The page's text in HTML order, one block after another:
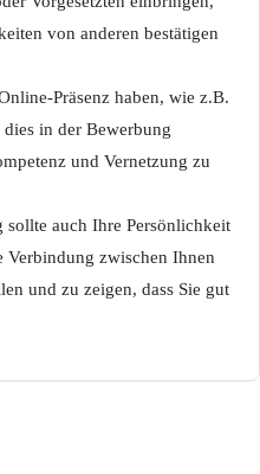
von anderen bestätigen
Präsenz haben, wie z.B.
in der Bewerbung
und Vernetzung zu
auch Ihre Persönlichkeit
Verbindung zwischen Ihnen
und zu zeigen, dass Sie gut